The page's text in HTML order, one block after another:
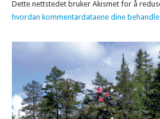
Dette nettstedet bruker Akismet for å
hvordan kommentardataene dine